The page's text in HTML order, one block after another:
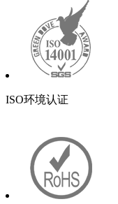
ISO环境认证